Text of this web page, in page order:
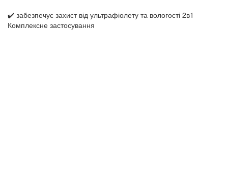
✔️ забезпечує захист від ультрафіолету та вологості 2в1
Комплексне застосування